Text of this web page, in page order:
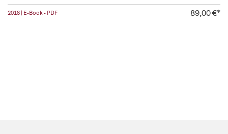
2018 | E-Book - PDF 89,00 €*